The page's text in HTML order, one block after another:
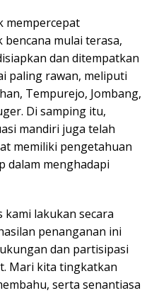
mempercepat
mulai terasa,
dan ditempatkan
paling rawan, meliputi
Tempurejo, Jombang,
Di samping itu,
mandiri juga telah
memiliki pengetahuan
dalam menghadapi
lakukan secara
penanganan ini
dan partisipasi
Mari kita tingkatkan
serta senantiasa